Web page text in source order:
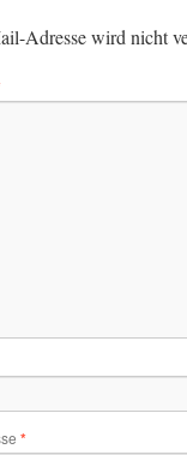
Adresse wird nicht
*